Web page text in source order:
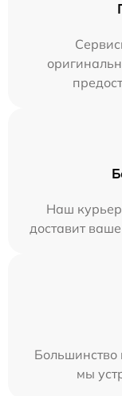
Наш
доставит
Большинство
мы